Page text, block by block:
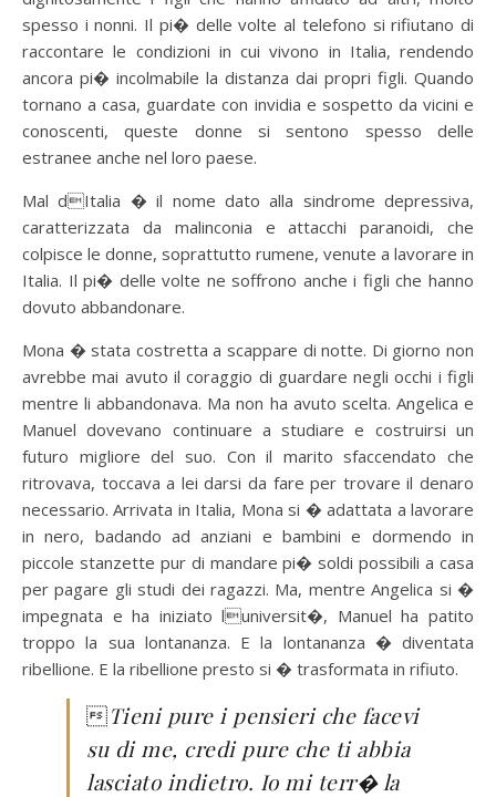
spesso i nonni. Il pi� delle volte al telefono si rifiutano di
raccontare le condizioni in cui vivono in Italia, rendendo
ancora pi� incolmabile la distanza dai propri figli. Quando
tornano a casa, guardate con invidia e sospetto da vicini e
conoscenti, queste donne si sentono spesso delle
estranee anche nel loro paese.
Mal dItalia � il nome dato alla sindrome depressiva,
caratterizzata da malinconia e attacchi paranoidi, che
colpisce le donne, soprattutto rumene, venute a lavorare in
Italia. Il pi� delle volte ne soffrono anche i figli che hanno
dovuto abbandonare.
Mona � stata costretta a scappare di notte. Di giorno non
avrebbe mai avuto il coraggio di guardare negli occhi i figli
mentre li abbandonava. Ma non ha avuto scelta. Angelica e
Manuel dovevano continuare a studiare e costruirsi un
futuro migliore del suo. Con il marito sfaccendato che
ritrovava, toccava a lei darsi da fare per trovare il denaro
necessario. Arrivata in Italia, Mona si � adattata a lavorare
in nero, badando ad anziani e bambini e dormendo in
piccole stanzette pur di mandare pi� soldi possibili a casa
per pagare gli studi dei ragazzi. Ma, mentre Angelica si �
impegnata e ha iniziato luniversit�, Manuel ha patito
troppo la sua lontananza. E la lontananza � diventata
ribellione. E la ribellione presto si � trasformata in rifiuto.
Tieni pure i pensieri che facevi
su di me, credi pure che ti abbia
lasciato indietro. Io mi terr� la